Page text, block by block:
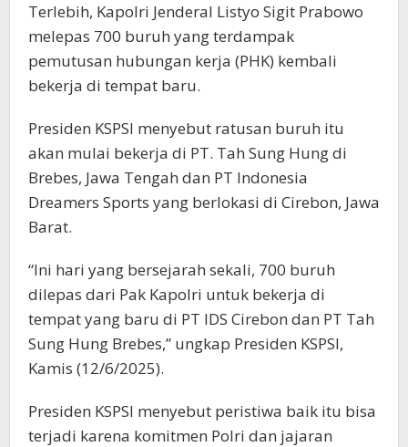
Terlebih, Kapolri Jenderal Listyo Sigit Prabowo
melepas 700 buruh yang terdampak
pemutusan hubungan kerja (PHK) kembali
bekerja di tempat baru.
Presiden KSPSI menyebut ratusan buruh itu
akan mulai bekerja di PT. Tah Sung Hung di
Brebes, Jawa Tengah dan PT Indonesia
Dreamers Sports yang berlokasi di Cirebon, Jawa
Barat.
“Ini hari yang bersejarah sekali, 700 buruh
dilepas dari Pak Kapolri untuk bekerja di
tempat yang baru di PT IDS Cirebon dan PT Tah
Sung Hung Brebes,” ungkap Presiden KSPSI,
Kamis (12/6/2025).
Presiden KSPSI menyebut peristiwa baik itu bisa
terjadi karena komitmen Polri dan jajaran